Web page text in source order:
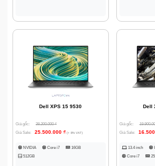
Dell XPS 15 9530
Giá gốc: 38.200.000₫
Giá Sale:
25.500.000 ₫ (+ 8% VAT)
NVIDIA Core i7
16GB
512GB
Dell
Giá gốc:
Giá Sale:
13.4 inch
Core i7